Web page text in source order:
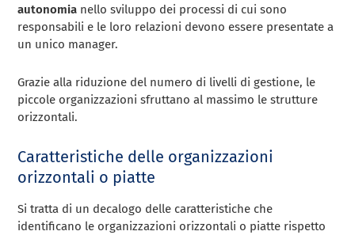
autonomia nello sviluppo dei processi di cui sono
responsabili e le loro relazioni devono essere presentate a
un unico manager.
Grazie alla riduzione del numero di livelli di gestione, le
piccole organizzazioni sfruttano al massimo le strutture
orizzontali.
Caratteristiche delle organizzazioni
orizzontali o piatte
Si tratta di un decalogo delle caratteristiche che
identificano le organizzazioni orizzontali o piatte rispetto